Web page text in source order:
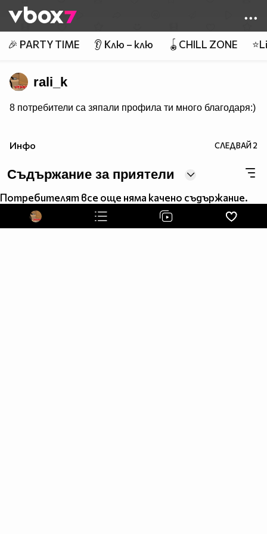
👾
🎉 PARTY TIME 👂 Клю – клю 🪀CHILL ZONE
rali_k
8 потребители са зяпали профила ти много благодаря:)
Инфо СЛЕДВАЙ2
Съдържание за приятели
Потребителят все още няма качено съдържание.